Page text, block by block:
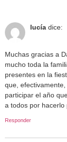
lucía dice:
Muchas gracias a
mucho toda la
presentes en la
que,
participar el año
a todos por hacerlo
Responder